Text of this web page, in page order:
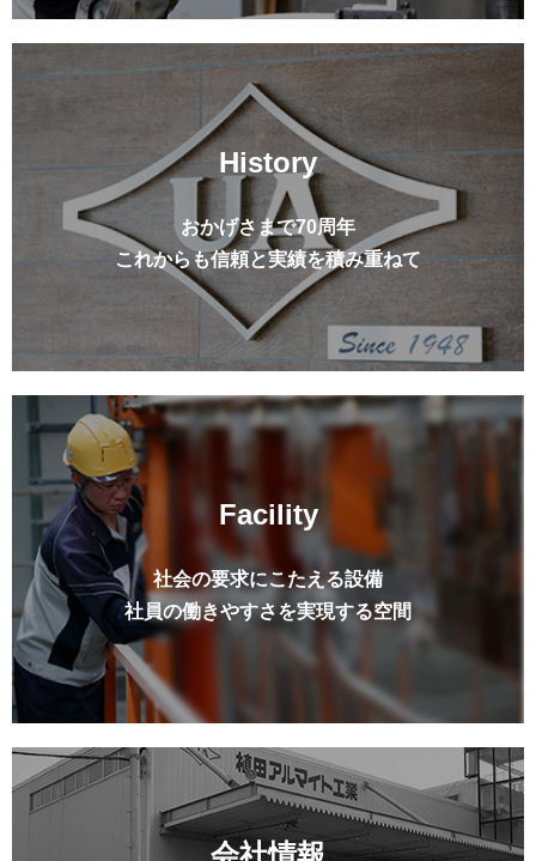
History
おかげさまで70周年
これからも信頼と実績を積み重ねて
Facility
社会の要求にこたえる設備
社員の働きやすさを実現する空間